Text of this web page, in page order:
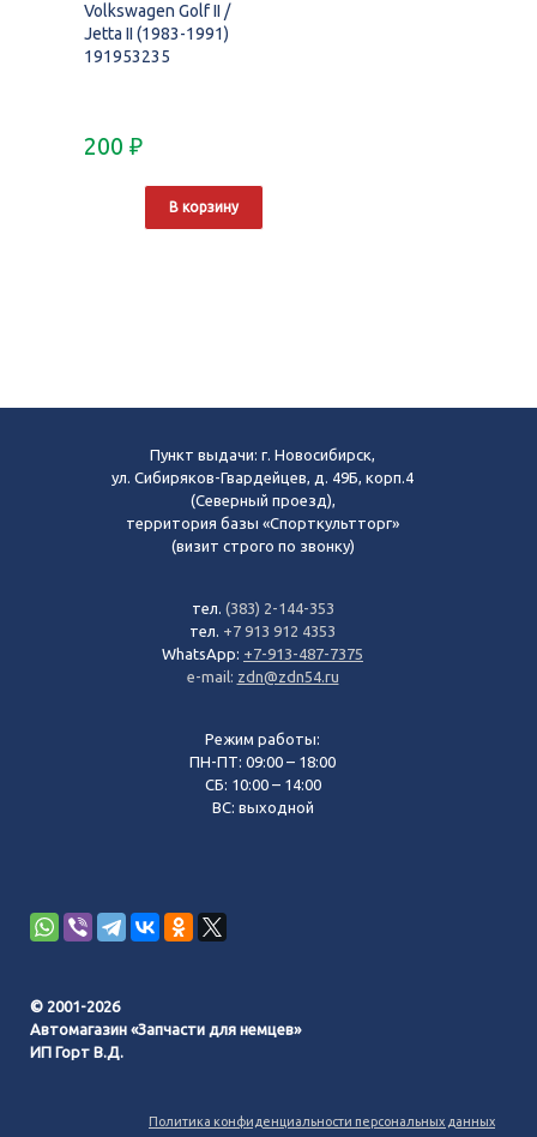
Volkswagen Golf II /
Jetta II (1983-1991)
191953235
200 ₽
В корзину
Пункт выдачи: г. Новосибирск,
ул. Сибиряков-Гвардейцев, д. 49Б, корп.4
(Северный проезд),
территория базы «Спорткультторг»
(визит строго по звонку)
тел. (383) 2-144-353
тел. +7 913 912 4353
WhatsApp: +7-913-487-7375
e-mail: zdn@zdn54.ru
Режим работы:
ПН-ПТ: 09:00 – 18:00
СБ: 10:00 – 14:00
ВС: выходной
© 2001-2026
Автомагазин «Запчасти для немцев»
ИП Горт В.Д.
Политика конфиденциальности персональных данных